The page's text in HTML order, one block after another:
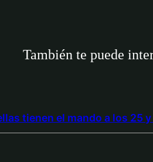
También te puede
tienen el mando a los 25